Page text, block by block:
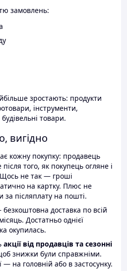
замовлень:
зростають: продукти
інструменти,
товари.
вигідно
кожну покупку: продавець
того, як покупець огляне і
не так — гроші
на картку. Плюс не
за післяплату на пошті.
доставка по всій
Достатньо однієї
окупилась.
акції від продавців та сезонні
знижки були справжніми.
— на головній або в застосунку.